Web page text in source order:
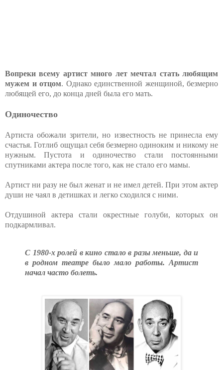
Вопреки всему артист много лет мечтал стать любящим
мужем и отцом. Однако единственной женщиной, безмерно
любящей его, до конца дней была его мать.
Одиночество
Артиста обожали зрители, но известность не принесла ему
счастья. Готлиб ощущал себя безмерно одиноким и никому не
нужным. Пустота и одиночество стали постоянными
спутниками актера после того, как не стало его мамы.
Артист ни разу не был женат и не имел детей. При этом актер
души не чаял в детишках и легко сходился с ними.
Отдушиной актера стали окрестные голуби, которых он
подкармливал.
С 1980-х ролей в кино стало в разы меньше, да и
в родном театре было мало работы. Артист
начал часто болеть.